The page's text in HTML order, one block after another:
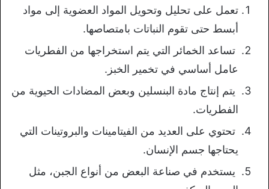
تعمل على تحليل وتحويل المواد العضوية إلى مواد
أبسط حتى تقوم النباتات بامتصاصها.
تساعد الخمائر التي يتم استخراجها من الفطريات
عامل أساسي في تخمير الخبز.
يتم إنتاج مادة البنسلين وبعض المضادات الحيوية من
الفطريات.
تحتوي على العديد من الفيتامينات والبروتينات التي
يحتاجها جسم الإنسان.
يستخدم في صناعة البعض من أنواع الجبن، مثل